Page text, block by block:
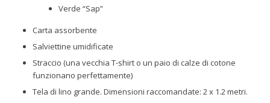
Verde “Sap”
Carta assorbente
Salviettine umidificate
Straccio (una vecchia T-shirt o un paio di calze di cotone
funzionano perfettamente)
Tela di lino grande. Dimensioni raccomandate: 2 x 1.2 metri.